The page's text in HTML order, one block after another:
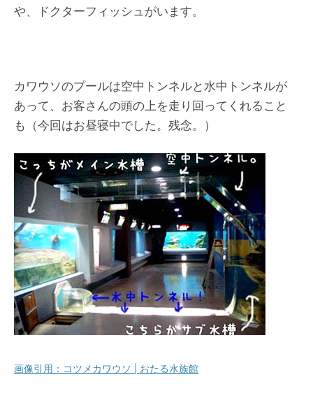
や、ドクターフィッシュがいます。
カワウソのプールは空中トンネルと水中トンネルが
あって、お客さんの頭の上を走り回ってくれること
も（今回はお昼寝中でした。残念。）
画像引用：コツメカワウソ | おたる水族館